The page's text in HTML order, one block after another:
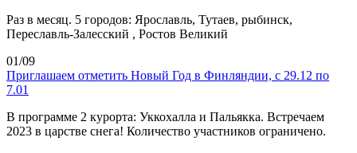
Раз в месяц. 5 городов: Ярославль, Тутаев, рыбинск,
Переславль-Залесский , Ростов Великий
01/09
Приглашаем отметить Новый Год в Финляндии, с 29.12 по
7.01
В программе 2 курорта: Уккохалла и Пальякка. Встречаем
2023 в царстве снега! Количество участников ограничено.